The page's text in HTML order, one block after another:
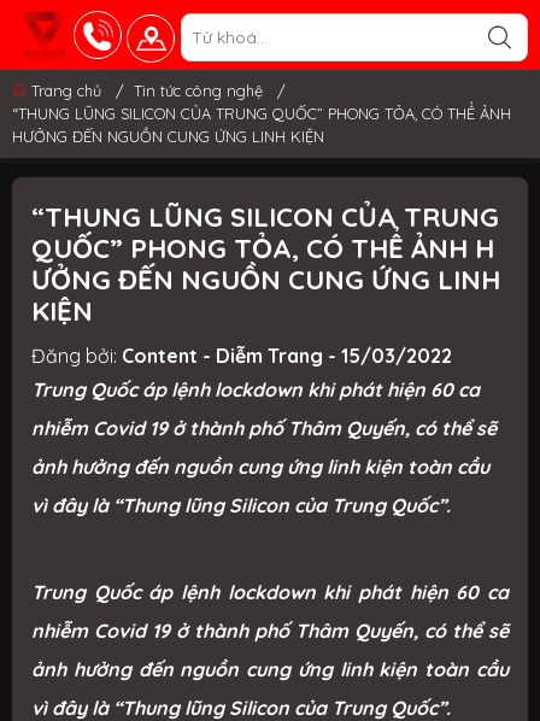
Trang chủ / Tin tức công nghệ
/
“THUNG LŨNG SILICON CỦA TRUNG QUỐC” PHONG TỎA, CÓ THỂ ẢNH
HƯỞNG ĐẾN NGUỒN CUNG ỨNG LINH KIỆN
“THUNG LŨNG SILICON CỦA TRUNG
QUỐC” PHONG TỎA, CÓ THỂ ẢNH H
ƯỞNG ĐẾN NGUỒN CUNG ỨNG LINH
KIỆN
Đăng bởi: Content - Diễm Trang - 15/03/2022
Trung Quốc áp lệnh lockdown khi phát hiện 60 ca
nhiễm Covid 19 ở thành phố Thâm Quyến, có thể sẽ
ảnh hưởng đến nguồn cung ứng linh kiện toàn cầu
vì đây là “Thung lũng Silicon của Trung Quốc”.
Trung Quốc áp lệnh lockdown khi phát hiện 60 ca
nhiễm Covid 19 ở thành phố Thâm Quyến, có thể sẽ
ảnh hưởng đến nguồn cung ứng linh kiện toàn cầu
vì đây là “Thung lũng Silicon của Trung Quốc”.